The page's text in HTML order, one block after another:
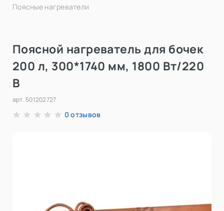
Поясные нагреватели
Поясной нагреватель для бочек
200 л, 300*1740 мм, 1800 Вт/220
В
арт. 501202727
0 отзывов